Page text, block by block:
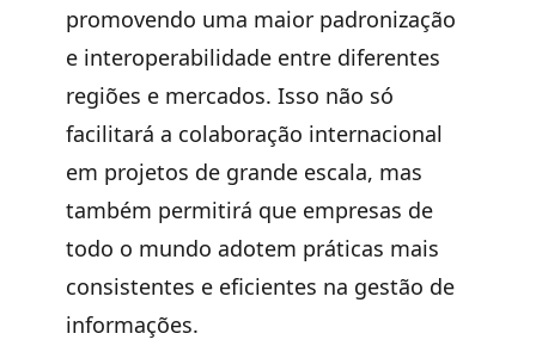
promovendo uma maior padronização
e interoperabilidade entre diferentes
regiões e mercados. Isso não só
facilitará a colaboração internacional
em projetos de grande escala, mas
também permitirá que empresas de
todo o mundo adotem práticas mais
consistentes e eficientes na gestão de
informações.